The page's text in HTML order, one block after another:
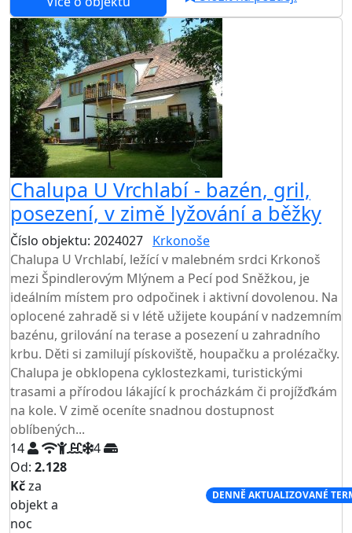
Chalupa U Vrchlabí - bazén, gril,
posezení, v zimě lyžování a běžky
Číslo objektu: 2024027 Krkonoše
Chalupa U Vrchlabí, ležící v malebném srdci Krkonoš
mezi Špindlerovým Mlýnem a Pecí pod Sněžkou, je
ideálním místem pro odpočinek i aktivní dovolenou. Na
oplocené zahradě si v létě užijete koupání v nadzemním
bazénu, grilování na terase a posezení u zahradního
krbu. Děti si zamilují pískoviště, houpačku a prolézačky.
Chalupa je obklopena cyklostezkami, turistickými
trasami a přírodou lákající k procházkám či projížďkám
na kole. V zimě oceníte snadnou dostupnost
oblíbených...
14
4
Od: 2.128
Kčza
objekt a
noc
DENNĚ AKTUALIZOVANÉ